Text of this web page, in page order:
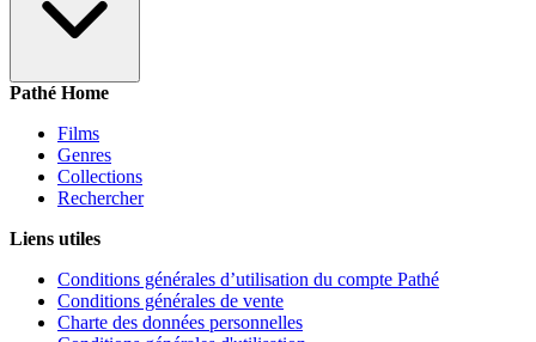
Pathé Home
Films
Genres
Collections
Rechercher
Liens utiles
Conditions générales d’utilisation du compte Pathé
Conditions générales de vente
Charte des données personnelles